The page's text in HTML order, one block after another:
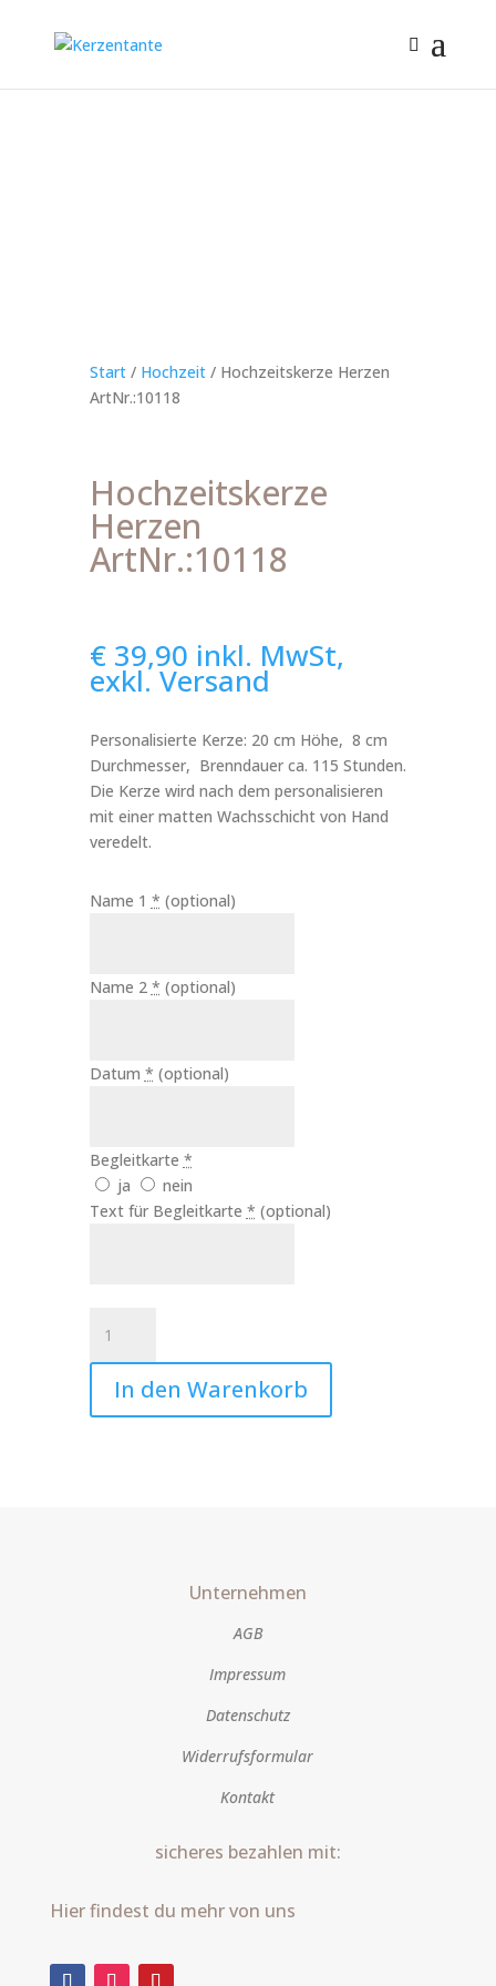
Start/ Hochzeit/ Hochzeitskerze Herzen
ArtNr.:10118
Hochzeitskerze
Herzen
ArtNr.:10118
€39,90 inkl. MwSt,
exkl. Versand
Personalisierte Kerze: 20 cm Höhe, 8 cm
Durchmesser, Brenndauer ca. 115 Stunden.
Die Kerze wird nach dem personalisieren
mit einer matten Wachsschicht von Hand
veredelt.
Name 1 * (optional)
Name 2 * (optional)
Datum * (optional)
Begleitkarte *
ja
nein
Text für Begleitkarte * (optional)
Herzen
ArtNr.:10118
MengeIn den Warenkorb
Unternehmen
AGB
Impressum
Datenschutz
Widerrufsformular
Kontakt
sicheres bezahlen mit:
Hier findest du mehr von uns